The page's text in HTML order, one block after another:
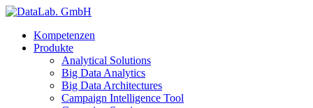
Kompetenzen
Produkte
Analytical Solutions
Big Data Analytics
Big Data Architectures
Campaign Intelligence Tool